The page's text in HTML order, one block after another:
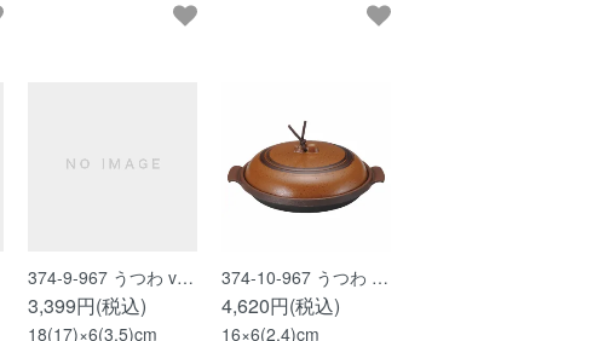
374-9-967 うつわ v…
3,399円(税込)
18(17)×6(3.5)cm
374-10-967 うつわ …
4,620円(税込)
16×6(2.4)cm